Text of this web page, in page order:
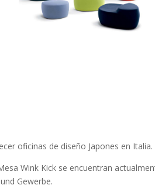
oficinas de diseño Japones en Italia.
Wink Kick se encuentran
Gewerbe.